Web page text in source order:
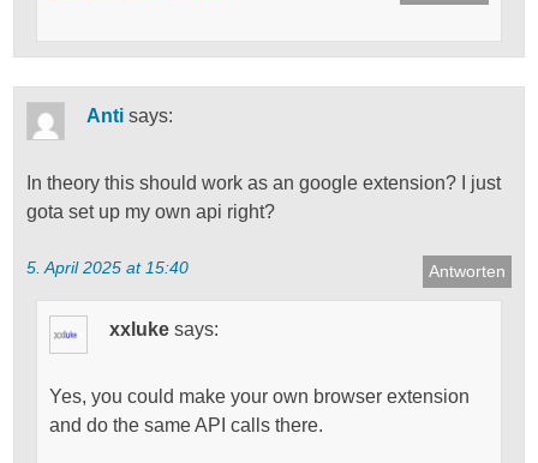
Anti says:
In theory this should work as an google extension? I just
gota set up my own api right?
Antworten
5. April 2025 at 15:40
xxluke says:
Yes, you could make your own browser extension
and do the same API calls there.